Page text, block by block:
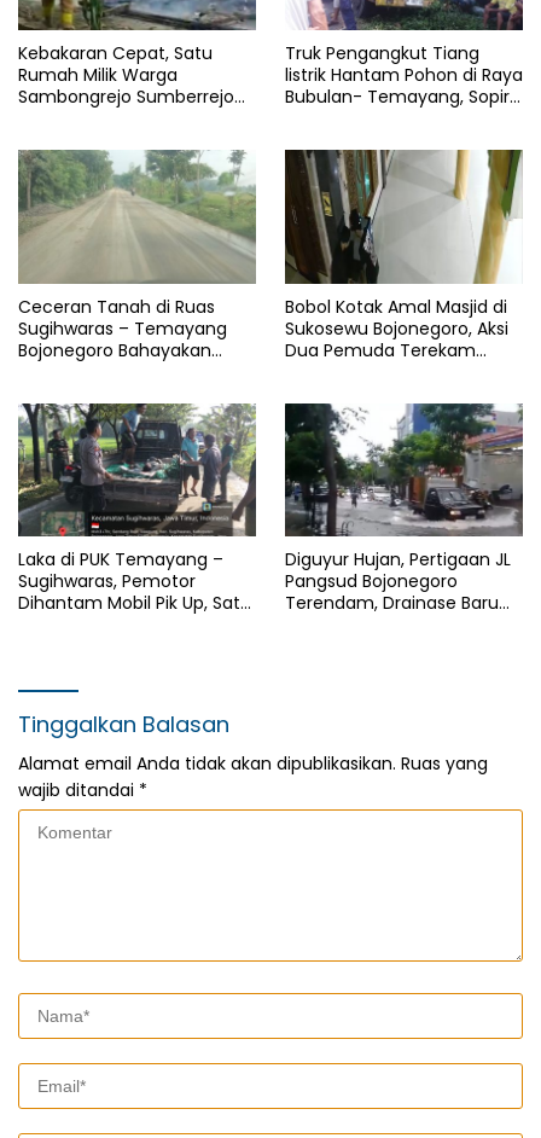
Kebakaran Cepat, Satu
Rumah Milik Warga
Sambongrejo Sumberrejo
Truk Pengangkut Tiang
listrik Hantam Pohon di Raya
Bubulan- Temayang, Sopir
Ceceran Tanah di Ruas
Sugihwaras – Temayang
Bojonegoro Bahayakan
Bobol Kotak Amal Masjid di
Sukosewu Bojonegoro, Aksi
Dua Pemuda Terekam
Laka di PUK Temayang –
Sugihwaras, Pemotor
Dihantam Mobil Pik Up, Satu
Diguyur Hujan, Pertigaan JL
Pangsud Bojonegoro
Terendam, Drainase Baru
Tinggalkan Balasan
Alamat email Anda tidak akan dipublikasikan. Ruas yang
wajib ditandai *